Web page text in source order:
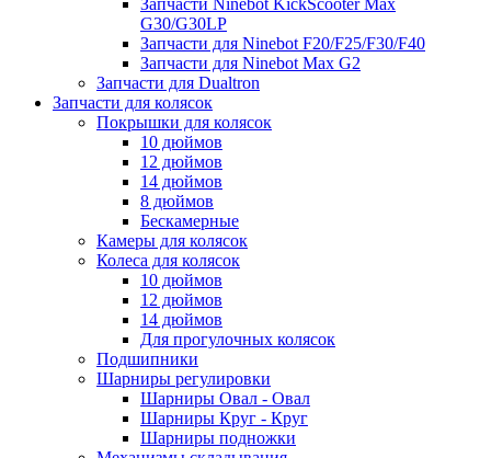
Запчасти Ninebot KickScooter Max
G30/G30LP
Запчасти для Ninebot F20/F25/F30/F40
Запчасти для Ninebot Max G2
Запчасти для Dualtron
Запчасти для колясок
Покрышки для колясок
10 дюймов
12 дюймов
14 дюймов
8 дюймов
Бескамерные
Камеры для колясок
Колеса для колясок
10 дюймов
12 дюймов
14 дюймов
Для прогулочных колясок
Подшипники
Шарниры регулировки
Шарниры Овал - Овал
Шарниры Круг - Круг
Шарниры подножки